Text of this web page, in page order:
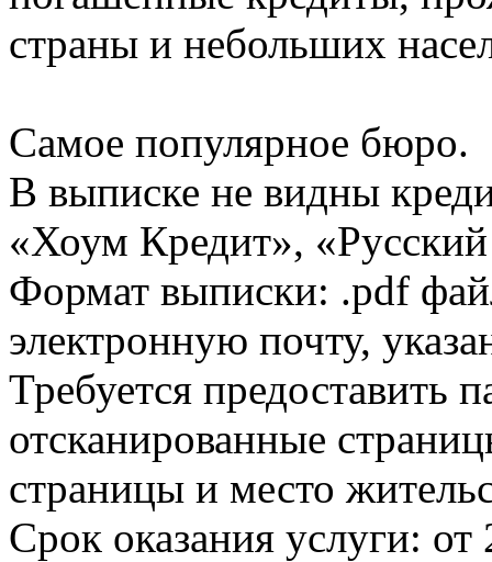
страны и небольших
Самое популярное бюро.
В выписке не видны
«Хоум Кредит»,
Формат выписки: .pdf
электронную почту,
Требуется предоставить
отсканированные
страницы и место
Срок оказания услуги: от